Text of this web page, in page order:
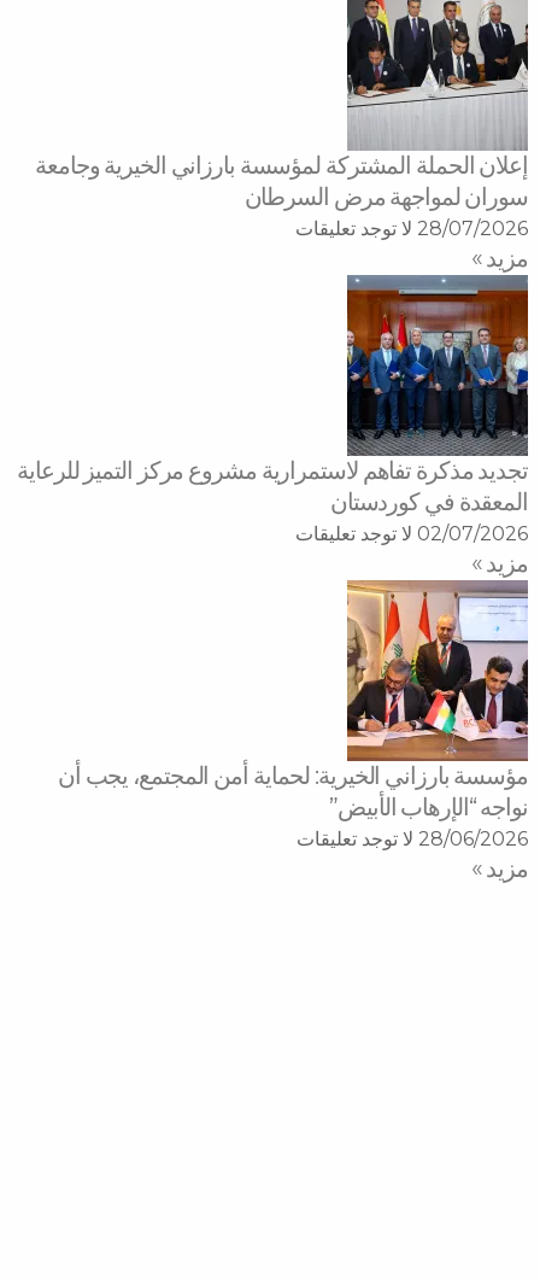
إعلان الحملة المشتركة لمؤسسة بارزاني الخيرية وجامعة
سوران لمواجهة مرض السرطان
28/07/2026 لا توجد تعليقات
مزید »
تجديد مذكرة تفاهم لاستمرارية مشروع مركز التميز للرعاية
المعقدة في كوردستان
02/07/2026 لا توجد تعليقات
مزید »
مؤسسة بارزاني الخيرية: لحماية أمن المجتمع، يجب أن
نواجه “الإرهاب الأبيض”
28/06/2026 لا توجد تعليقات
مزید »